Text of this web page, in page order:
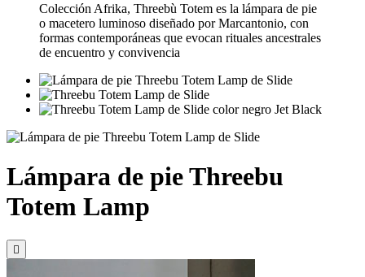
Colección Afrika, Threebù Totem es la lámpara de pie
o macetero luminoso diseñado por Marcantonio, con
formas contemporáneas que evocan rituales ancestrales
de encuentro y convivencia
Lámpara de pie Threebu
Totem Lamp
